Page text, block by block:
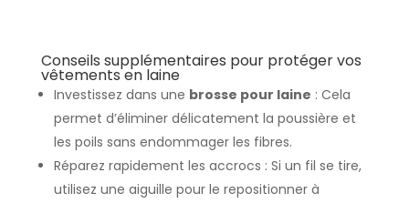
Conseils supplémentaires pour protéger vos
vêtements en laine
Investissez dans une brosse pour laine : Cela
permet d’éliminer délicatement la poussière et
les poils sans endommager les fibres.
Réparez rapidement les accrocs : Si un fil se tire,
utilisez une aiguille pour le repositionner à